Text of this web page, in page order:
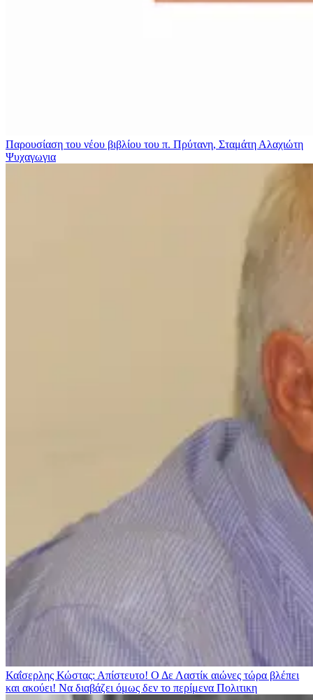
Παρουσίαση του νέου βιβλίου του π. Πρύτανη, Σταμάτη Αλαχιώτη
Ψυχαγωγια
Καΐσερλης Κώστας: Απίστευτο! Ο Δε Λαστίκ αιώνες τώρα βλέπει
και ακούει! Να διαβάζει όμως δεν το περίμενα Πολιτικη